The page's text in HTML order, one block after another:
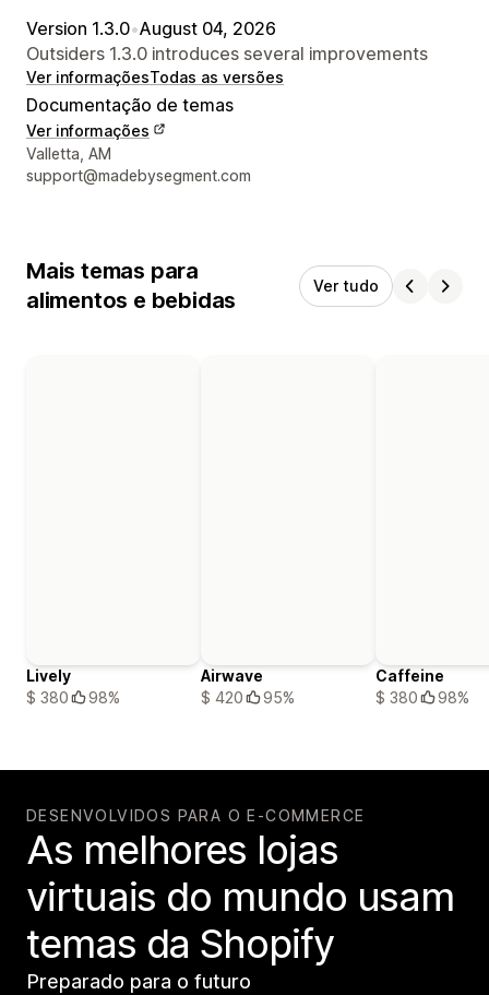
Version 1.3.0•August 04, 2026
Outsiders 1.3.0 introduces several improvements
Ver informaçõesTodas as versões
Documentação de temas
Ver informações
Informações de contato do designer
Valletta, AM
support@madebysegment.com
Mais temas para
alimentos e bebidas
Ver tudo
Lively
$ 380
98%
Airwave
$ 420
95%
Caffeine
$ 380
98%
DESENVOLVIDOS PARA O E-COMMERCE
As melhores lojas
virtuais do mundo usam
temas da Shopify
Preparado para o futuro